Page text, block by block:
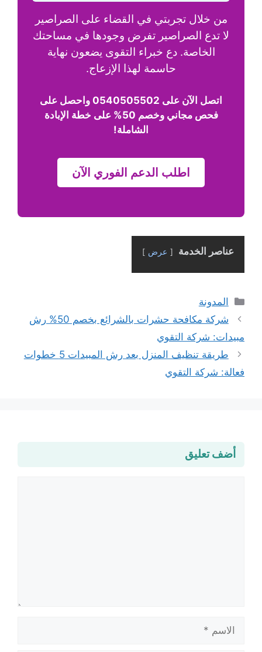
من خلال تجربتي في القضاء على الصراصير
لا تدع الصراصير تفرض وجودها في مساحتك
الخاصة. دع خبراء التقوى يضعون نهاية
حاسمة لهذا الإزعاج.
اتصل الآن على 0540505502 واحصل على
فحص مجاني وخصم 50% على خطة الإبادة
الشاملة!
اطلب الدعم الفوري الآن
عناصر الخدمة عرض
التصنيفات
المدونة
شركة مكافحة حشرات بالشرائع بخصم 50% رش
مبيدات: شركة التقوي
طريقة تنظيف المنزل بعد رش المبيدات 5 خطوات
فعالة: شركة التقوي
أضف تعليق